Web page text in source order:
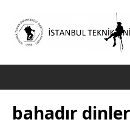
bahadır dinler